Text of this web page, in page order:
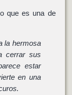
que es una de
la hermosa
cerrar sus
estar
en una